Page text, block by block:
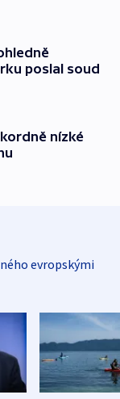
poslal soud
nízké
evropskými